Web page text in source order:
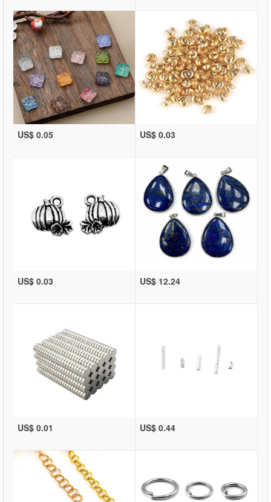
US$ 0.05 US$ 0.03
US$ 0.03 US$ 12.24
US$ 0.01 US$ 0.44